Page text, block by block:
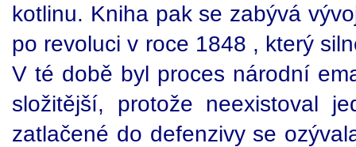
kotlinu. Kniha pak se zabývá
po revoluci v roce 1848 , který
V té době byl proces národní
složitější, protože neexistoval
zatlačené do defenzivy se